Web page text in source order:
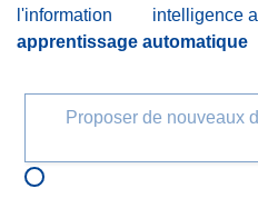
l'information
intelligence
apprentissage automatique
Proposer de nouveaux